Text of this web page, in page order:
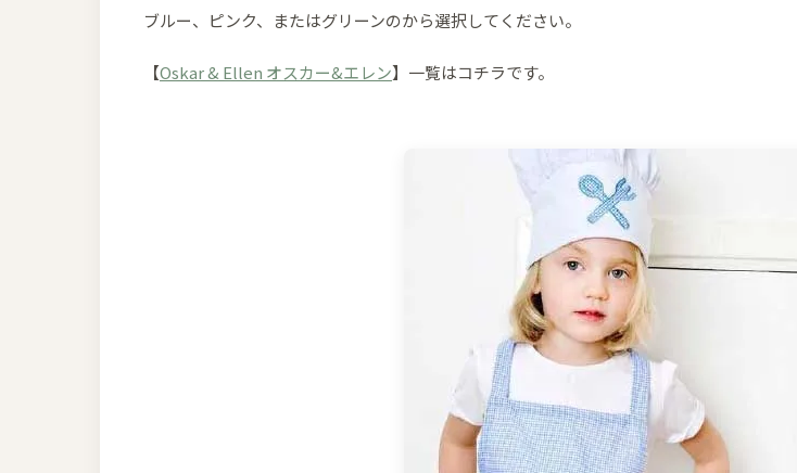
ブルー、ピンク、またはグリーンのから選択してください。
【Oskar & Ellen オスカー&エレン】一覧はコチラです。